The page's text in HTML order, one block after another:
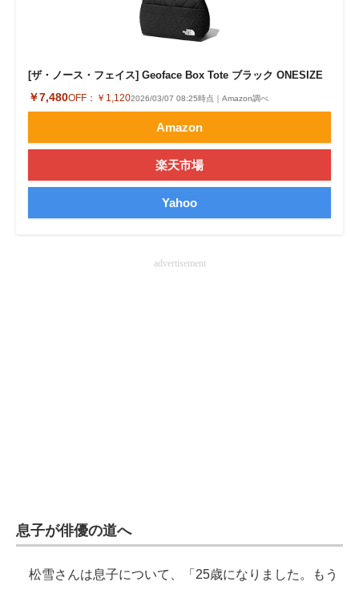
IT製品の技術・比較・事例
モノづくり技術者専門サイト
エレクトロニクス専門サイト
ちょっと気になるネットの話題
[ザ・ノース・フェイス] Geoface Box Tote ブラック ONESIZE
￥7,480OFF： ￥1,1202026/03/07 08:25時点｜Amazon調べ
Amazon
楽天市場
Yahoo
advertisement
息子が俳優の道へ
松雪さんは息子について、「25歳になりました。もう